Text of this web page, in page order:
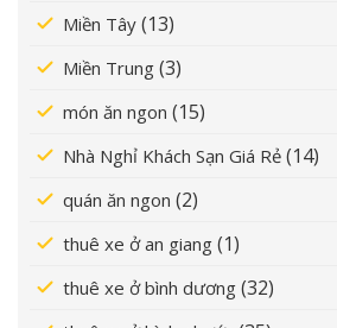
Miền Tây (13)
Miền Trung (3)
món ăn ngon (15)
Nhà Nghỉ Khách Sạn Giá Rẻ (14)
quán ăn ngon (2)
thuê xe ở an giang (1)
thuê xe ở bình dương (32)